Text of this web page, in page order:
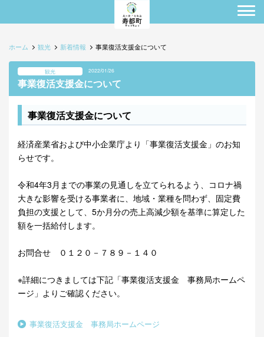
ホーム 観光 新着情報 事業復活支援金について
観光 2022/01/26
事業復活支援金について
事業復活支援金について
経済産業省および中小企業庁より「事業復活支援金」のお知
らせです。
令和4年3月までの事業の見通しを立てられるよう、コロナ禍
大きな影響を受ける事業者に、地域・業種を問わず、固定費
負担の支援として、5か月分の売上高減少額を基準に算定した
額を一括給付します。
お問合せ ０１２０－７８９－１４０
※詳細につきましては下記「事業復活支援金 事務局ホームペ
ージ」よりご確認ください。
事業復活支援金 事務局ホームページ